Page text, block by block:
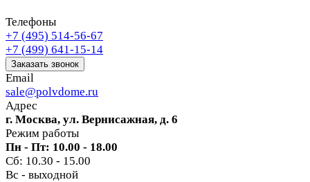
Телефоны
+7 (495) 514-56-67
+7 (499) 641-15-14
Заказать звонок
Email
sale@polvdome.ru
Адрес
г. Москва, ул. Вернисажная, д. 6
Режим работы
Пн - Пт: 10.00 - 18.00
Сб: 10.30 - 15.00
Вс - выходной